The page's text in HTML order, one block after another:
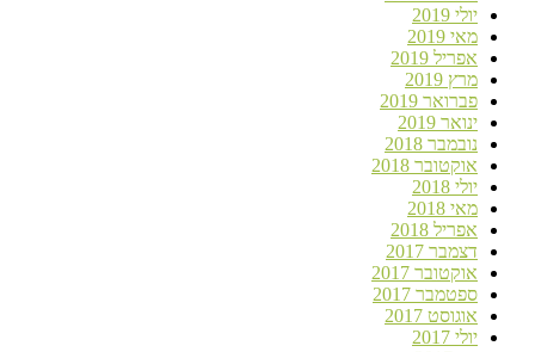
יולי 2019
מאי 2019
אפריל 2019
מרץ 2019
פברואר 2019
ינואר 2019
נובמבר 2018
אוקטובר 2018
יולי 2018
מאי 2018
אפריל 2018
דצמבר 2017
אוקטובר 2017
ספטמבר 2017
אוגוסט 2017
יולי 2017